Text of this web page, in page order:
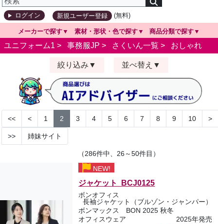
ログイン 新規ユーザー登録 (無料)
メーカーで探す 素材・形状・色で探す 商品分類で探す
ユニフォーム1 > 事務服JP > さくいん一覧 > おしゃれ
絞り込み 並べ替え
<< < 1 2 3 4 5 6 7 8 9 10 >
>> 姉妹サイト
（286件中、26～50件目）
NEW!
ジャケット BCJ0125
ボンオフィス
長袖ジャケット（ブルゾン・ジャンパー）
ボンマックス BON 2025 秋冬
オフィスウェア
2025年発売